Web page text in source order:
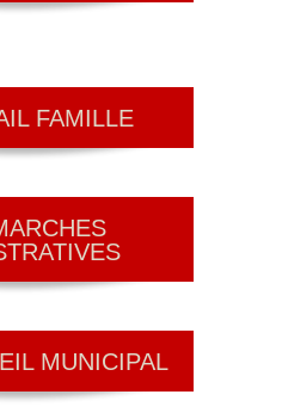
FAMILLE
MUNICIPAL